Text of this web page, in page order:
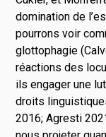
domination de
pourrons voir
glottophagie
réactions des
ils engager une
droits
2016; Agresti